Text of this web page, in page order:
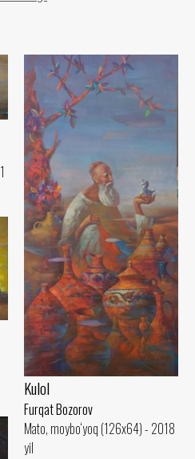
Kulol
Furqat Bozorov
Mato, moybo‘yoq (126x64) - 2018
yil